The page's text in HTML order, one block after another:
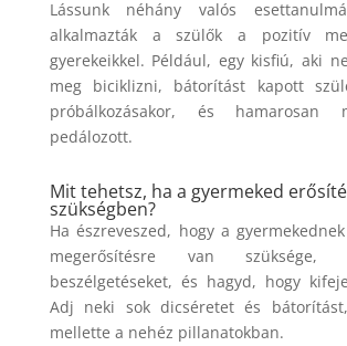
Lássunk néhány valós
alkalmazták a szülők a pozitív
gyerekeikkel. Például, egy kisfiú, aki
meg biciklizni, bátorítást kapott
próbálkozásakor, és hamarosan
pedálozott.
Mit tehetsz, ha a gyermeked
szükségben?
Ha észreveszed, hogy a
megerősítésre van
beszélgetéseket, és hagyd, hogy
Adj neki sok dicséretet és
mellette a nehéz pillanatokban.